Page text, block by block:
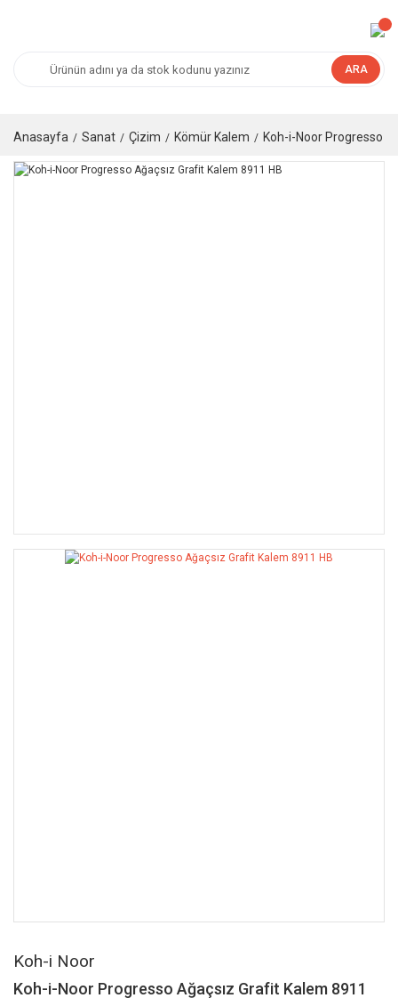
ARA
Anasayfa Sanat Çizim Kömür Kalem Koh-i-Noor Progresso
Koh-i Noor
Koh-i-Noor Progresso Ağaçsız Grafit Kalem 8911